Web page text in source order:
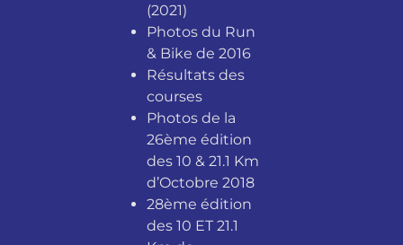
(2021)
Photos du Run
& Bike de 2016
Résultats des
courses
Photos de la
26ème édition
des 10 & 21.1 Km
d’Octobre 2018
28ème édition
des 10 ET 21.1